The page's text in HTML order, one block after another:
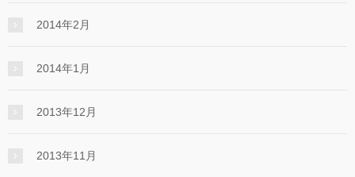
2014年2月
2014年1月
2013年12月
2013年11月